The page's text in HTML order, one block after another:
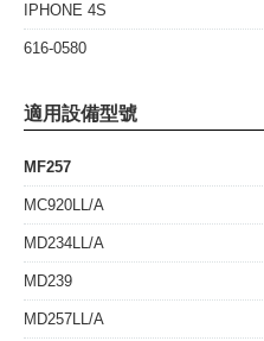
IPHONE 4S
616-0580
適用設備型號
MF257
MC920LL/A
MD234LL/A
MD239
MD257LL/A